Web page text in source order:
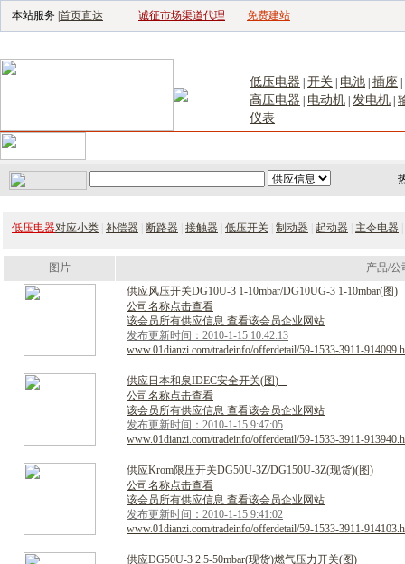
本站服务 | 首页直达 诚征市场渠道代理 免费建站
低压电器 开关 电池 插座
高压电器 电动机 发电机
仪表
低压电器对应小类 补偿器 断路器 接触器 低压开关 制动器 起动器 主令电器
图片
产品/公
供应风压开关DG10U-3 1-10mbar/DG10UG-3 1-10mbar(图)
公司名称点击查看
该会员所有供应信息 查看该会员企业网站
发布更新时间：2010-1-15 10:42:13
www.01dianzi.com/tradeinfo/offerdetail/59-1533-3911-
供应日 本和泉IDEC安全开关(图)
公司名称点击查看
该会员所有供应信息 查看该会员企业网站
发布更新时间：2010-1-15 9:47:05
www.01dianzi.com/tradeinfo/offerdetail/59-1533-3911-
供应Krom限压开关DG50U-3Z/DG150U-3Z(现货)(图)
公司名称点击查看
该会员所有供应信息 查看该会员企业网站
发布更新时间：2010-1-15 9:41:02
www.01dianzi.com/tradeinfo/offerdetail/59-1533-3911-
供应DG50U-3 2.5-50mbar(现货)燃气压力开关(图)